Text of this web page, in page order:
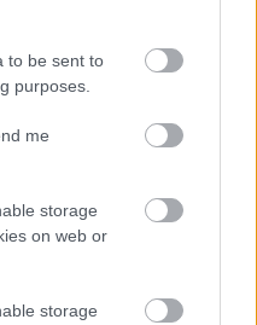
to be sent to
purposes.
me
storage
on web or
storage
tudatos a